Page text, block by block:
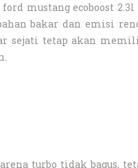
mustang ecoboost 2.3l
bakar dan emisi
sejati tetap akan
turbo tidak bagus,